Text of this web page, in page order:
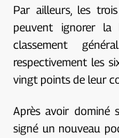
Par ailleurs, les
peuvent ignorer
classement
respectivement les
vingt points de leur
Après avoir dominé
signé un nouveau